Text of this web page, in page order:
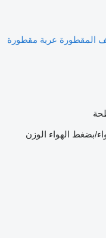
المقطورة عربة مقطورة
بضغط الهواء الوزن